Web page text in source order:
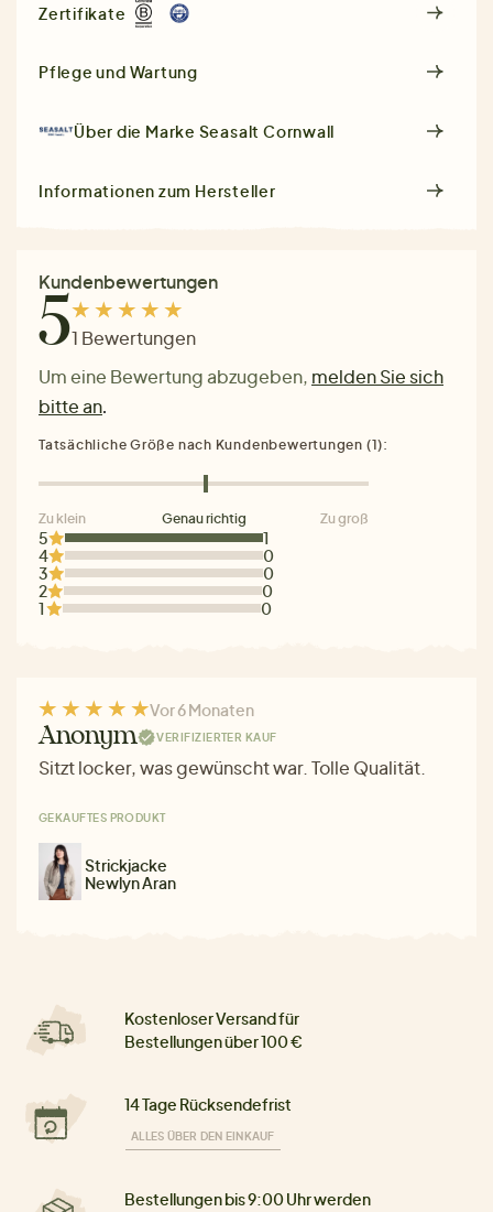
Zertifikate
Pflege und Wartung
Über die Marke Seasalt Cornwall
Informationen zum Hersteller
Kundenbewertungen
51 Bewertungen
Um eine Bewertung abzugeben, melden Sie sich
bitte an.
5
1
4
0
3
0
2
0
1
0
Tatsächliche Größe nach Kundenbewertungen (1):
Zu klein Genau richtig Zu groß
Vor 6 Monaten
Anonym VERIFIZIERTER KAUF
Sitzt locker, was gewünscht war. Tolle Qualität.
GEKAUFTES PRODUKT
Strickjacke
Newlyn Aran
Kostenloser Versand für
Bestellungen über 100 €
14 Tage Rücksendefrist
ALLES ÜBER DEN EINKAUF
Bestellungen bis 9:00 Uhr werden